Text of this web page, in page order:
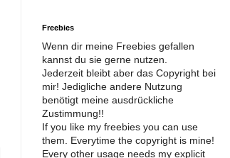
Freebies
Wenn dir meine Freebies gefallen
kannst du sie gerne nutzen.
Jederzeit bleibt aber das Copyright bei
mir! Jedigliche andere Nutzung
benötigt meine ausdrückliche
Zustimmung!!
If you like my freebies you can use
them. Everytime the copyright is mine!
Every other usage needs my explicit